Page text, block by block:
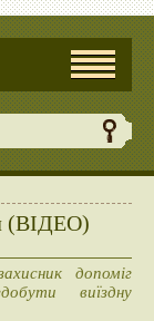
(ВІДЕО)
допоміг
виїздну